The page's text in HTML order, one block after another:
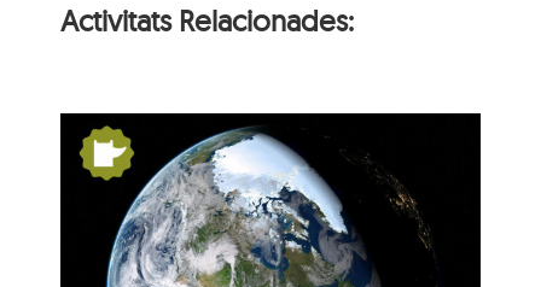
Activitats Relacionades:
De Pangea a nosaltres:
la Terra es mou